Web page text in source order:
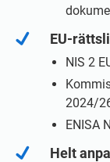
ISO 20000
Banking & finance
Government
EU-
NIS 2
2024/
ENISA
Helt